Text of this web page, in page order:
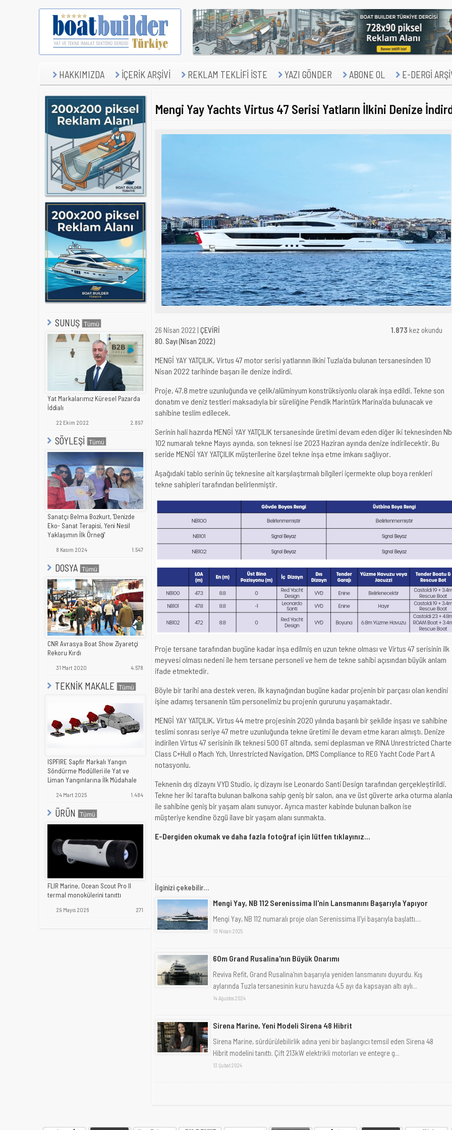
HAKKIMIZDA İÇERİK ARŞİVİ REKLAM TEKLİFİ İSTE YAZI GÖNDER ABONE OL E-DERGİ
SUNUŞ
Yat Markalarımız Küresel Pazarda
İddialı
22 Ekim 2022 2.897
SÖYLEŞİ
Sanatçı Belma Bozkurt, 'Denizde
Eko- Sanat Terapisi, Yeni Nesil
Yaklaşımın İlk Örneği'
8 Kasım 2024 1.547
DOSYA
CNR Avrasya Boat Show Ziyaretçi
Rekoru Kırdı
31 Mart 2020 4.578
TEKNİK MAKALE
ISPFIRE Sapfir Markalı Yangın
Söndürme Modülleri ile Yat ve
Liman Yangınlarına İlk Müdahale
24 Mart 2025 1.484
ÜRÜN
FLIR Marine, Ocean Scout Pro II
termal monokülerini tanıttı
29 Mayıs 2026 271
Mengi Yay Yachts Virtus 47 Serisi Yatların İlkini Denize
26 Nisan 2022 | ÇEVİRİ
80. Sayı (Nisan 2022)
1.873 kez okundu
MENGİ YAY YATÇILIK, Virtus 47 motor serisi yatlarının ilkini Tuzla’da bulunan tersanesinden 10
Nisan 2022 tarihinde başarı ile denize indirdi.
Proje, 47.8 metre uzunluğunda ve çelik/alüminyum konstrüksiyonlu olarak inşa edildi. Tekne son
donatım ve deniz testleri maksadıyla bir süreliğine Pendik Marintürk Marina’da bulunacak ve
sahibine teslim edilecek.
Serinin hali hazırda MENGİ YAY YATÇILIK tersanesinde üretimi devam eden diğer iki teknesinden Nb
102 numaralı tekne Mayıs ayında, son teknesi ise 2023 Haziran ayında denize indirilecektir. Bu
seride MENGİ YAY YATÇILIK müşterilerine özel tekne inşa etme imkanı sağlıyor.
Aşağıdaki tablo serinin üç teknesine ait karşılaştırmalı bilgileri içermekte olup boya renkleri
tekne sahipleri tarafından belirlenmiştir.
Proje tersane tarafından bugüne kadar inşa edilmiş en uzun tekne olması ve Virtus 47 serisinin ilk
meyvesi olması nedeni ile hem tersane personeli ve hem de tekne sahibi açısından büyük anlam
ifade etmektedir.
Böyle bir tarihi ana destek veren, ilk kaynağından bugüne kadar projenin bir parçası olan kendini
işine adamış tersanenin tüm personelimiz bu projenin gururunu yaşamaktadır.
MENGİ YAY YATÇILIK, Virtus 44 metre projesinin 2020 yılında başarılı bir şekilde inşası ve sahibine
teslimi sonrası seriye 47 metre uzunluğunda tekne üretimi ile devam etme kararı almıştı. Denize
indirilen Virtus 47 serisinin ilk teknesi 500 GT altında, semi deplasman ve RINA Unrestricted
Class C+Hull o Mach Ych, Unrestricted Navigation, DMS Compliance to REG Yacht Code Part A
notasyonlu.
Teknenin dış dizaynı VYD Studio, iç dizaynı ise Leonardo Santi Design tarafından gerçekleştirildi.
Tekne her iki tarafta bulunan balkona sahip geniş bir salon, ana ve üst güverte arka oturma
ile sahibine geniş bir yaşam alanı sunuyor. Ayrıca master kabinde bulunan balkon ise
müşteriye kendine özgü ilave bir yaşam alanı sunmakta.
E-Dergiden okumak ve daha fazla fotoğraf için lütfen tıklayınız...
İlginizi çekebilir...
Mengi Yay, NB 112 Serenissima II'nin Lansmanını Başarıyla Yapıyor
Mengi Yay, NB 112 numaralı proje olan Serenissima II'yi başarıyla başlattı....
10 Nisan 2025
60m Grand Rusalina'nın Büyük Onarımı
Reviva Refit, Grand Rusalina'nın başarıyla yeniden lansmanını duyurdu. Kış
aylarında Tuzla tersanesinin kuru havuzda 4,5 ayı da kapsayan altı aylı...
14 Ağustos 2024
Sirena Marine, Yeni Modeli Sirena 48 Hibrit
Sirena Marine, sürdürülebilirlik adına yeni bir başlangıcı temsil eden Sirena 48
Hibrit modelini tanıttı. Çift 213kW elektrikli motorları ve entegre g...
13 Şubat 2024